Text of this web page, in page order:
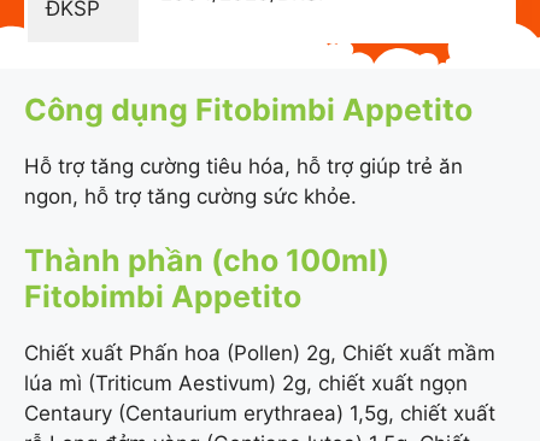
ĐKSP
Công dụng Fitobimbi Appetito
Hỗ trợ tăng cường tiêu hóa, hỗ trợ giúp trẻ ăn
ngon, hỗ trợ tăng cường sức khỏe.
Thành phần (cho 100ml)
Fitobimbi Appetito
Chiết xuất Phấn hoa (Pollen) 2g, Chiết xuất mầm
lúa mì (Triticum Aestivum) 2g, chiết xuất ngọn
Centaury (Centaurium erythraea) 1,5g, chiết xuất